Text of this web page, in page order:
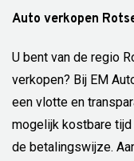
Auto verkopen
U bent van de regio
verkopen? Bij EM
een vlotte en
mogelijk kostbare
de betalingswijze.